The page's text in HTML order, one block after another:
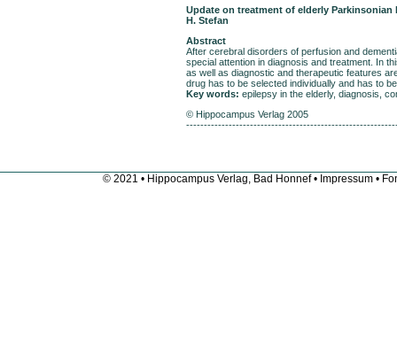
Update on treatment of elderly Parkinsonian
H. Stefan
Abstract
After cerebral disorders of perfusion and
special attention in diagnosis and treatment. In
as well as diagnostic and therapeutic features
drug has to be selected individually and has to
Key words: epilepsy in the elderly, diagnosis,
© Hippocampus Verlag 2005
© 2021 • Hippocampus Verlag, Bad Honnef • Impressum •